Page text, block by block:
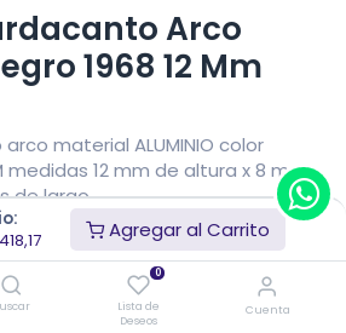
Agregar al Carrito
0
Lista de
Deseos
Cuenta
Arco
1968 12 Mm
material ALUMINIO color
medidas 12 mm de altura x 8 mm
de largo.
21.833,20